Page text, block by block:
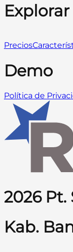
Explorar
Precios
Demo
Política de
2026 Pt.
Kab.